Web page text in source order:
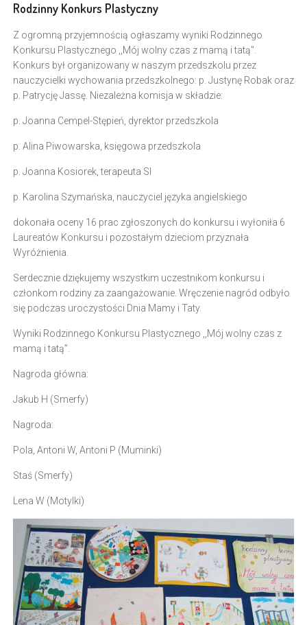
Rodzinny Konkurs Plastyczny
Z ogromną przyjemnością ogłaszamy wyniki Rodzinnego
Konkursu Plastycznego ,,Mój wolny czas z mamą i tatą”.
Konkurs był organizowany w naszym przedszkolu przez
nauczycielki wychowania przedszkolnego: p. Justynę Robak oraz
p. Patrycję Jassę. Niezależna komisja w składzie:
p. Joanna Cempel-Stępień, dyrektor przedszkola
p. Alina Piwowarska, księgowa przedszkola
p. Joanna Kosiorek, terapeuta SI
p. Karolina Szymańska, nauczyciel języka angielskiego
dokonała oceny 16 prac zgłoszonych do konkursu i wyłoniła 6
Laureatów Konkursu i pozostałym dzieciom przyznała
Wyróżnienia.
Serdecznie dziękujemy wszystkim uczestnikom konkursu i
członkom rodziny za zaangażowanie. Wręczenie nagród odbyło
się podczas uroczystości Dnia Mamy i Taty.
Wyniki Rodzinnego Konkursu Plastycznego ,,Mój wolny czas z
mamą i tatą”.
Nagroda główna:
Jakub H (Smerfy)
Nagroda:
Pola, Antoni W, Antoni P (Muminki)
Staś (Smerfy)
Lena W (Motylki)